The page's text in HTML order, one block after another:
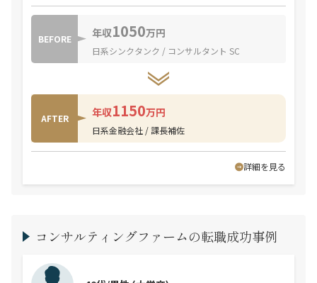
BEFORE 年収1050万円
日系シンクタンク / コンサルタント SC
AFTER 年収1150万円
日系金融会社 / 課長補佐
詳細を見る
コンサルティングファームの転職成功事例